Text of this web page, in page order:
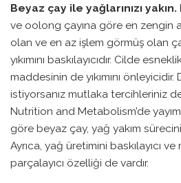
Beyaz çay ile yağlarınızı yakın.
ve oolong çayına göre en zengin
olan ve en az işlem görmüş olan
yıkımını baskılayıcıdır. Cilde
maddesinin de yıkımını önleyicidir.
istiyorsanız mutlaka tercihleriniz
Nutrition and Metabolism’de
göre beyaz çay, yağ yakım sürecini
Ayrıca, yağ üretimini baskılayıcı ve
parçalayıcı özelliği de vardır.